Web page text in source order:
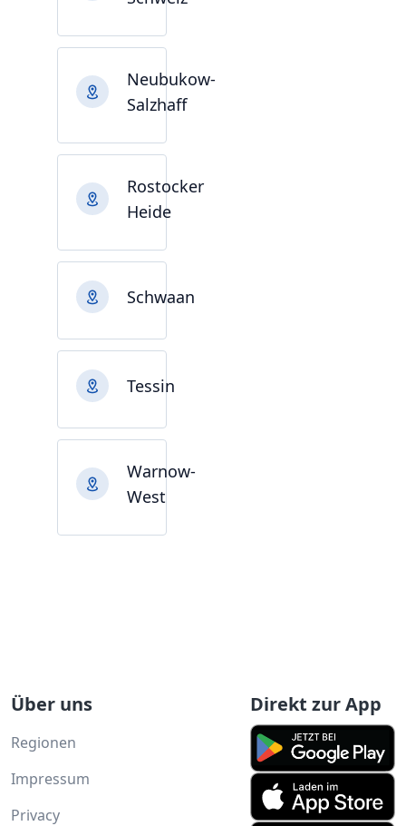
Neubukow-
Salzhaff
Rostocker
Heide
Schwaan
Tessin
Warnow-
West
Über uns
Regionen
Impressum
Privacy
Direkt zur App